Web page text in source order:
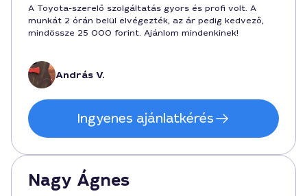
A Toyota-szerelő szolgáltatás gyors és profi volt. A
munkát 2 órán belül elvégezték, az ár pedig kedvező,
mindössze 25 000 forint. Ajánlom mindenkinek!
András V.
Ingyenes ajánlatkérés
Nagy Ágnes